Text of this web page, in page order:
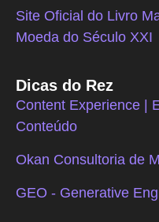
Site Oficial do Livro
Moeda do Século XXI
Dicas do Rez
Content Experience |
Conteúdo
Okan Consultoria de
GEO - Generative